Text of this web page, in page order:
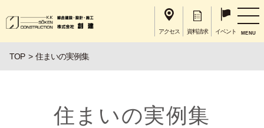
アクセス 資料請求 イベント MENU
TOP 住まいの実例集
住まいの実例集